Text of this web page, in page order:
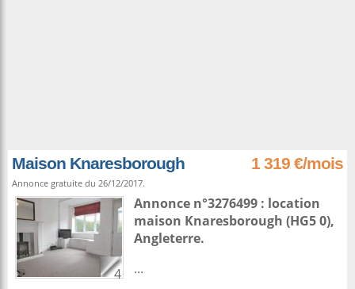
Maison Knaresborough 1 319 €/mois
Annonce gratuite du 26/12/2017.
4
Annonce n°3276499 : location
maison Knaresborough (HG5 0),
Angleterre.
...